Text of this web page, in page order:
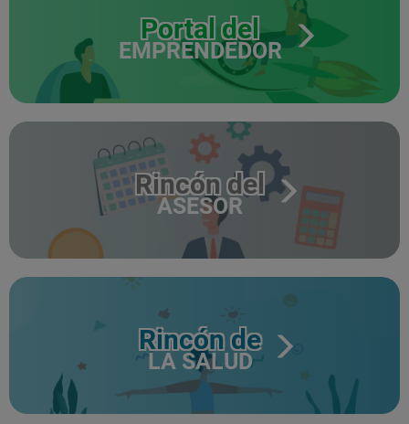
Portal del
EMPRENDEDOR
Rincón del
ASESOR
Rincón de
LA SALUD